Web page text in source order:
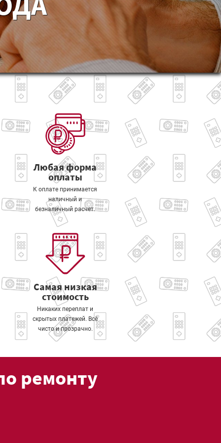
Любая форма
оплаты
К оплате принимается
наличный и
безналичный расчет.
Самая низкая
стоимость
Никаких переплат и
скрытых платежей. Всё
чисто и прозрачно.
ремонту